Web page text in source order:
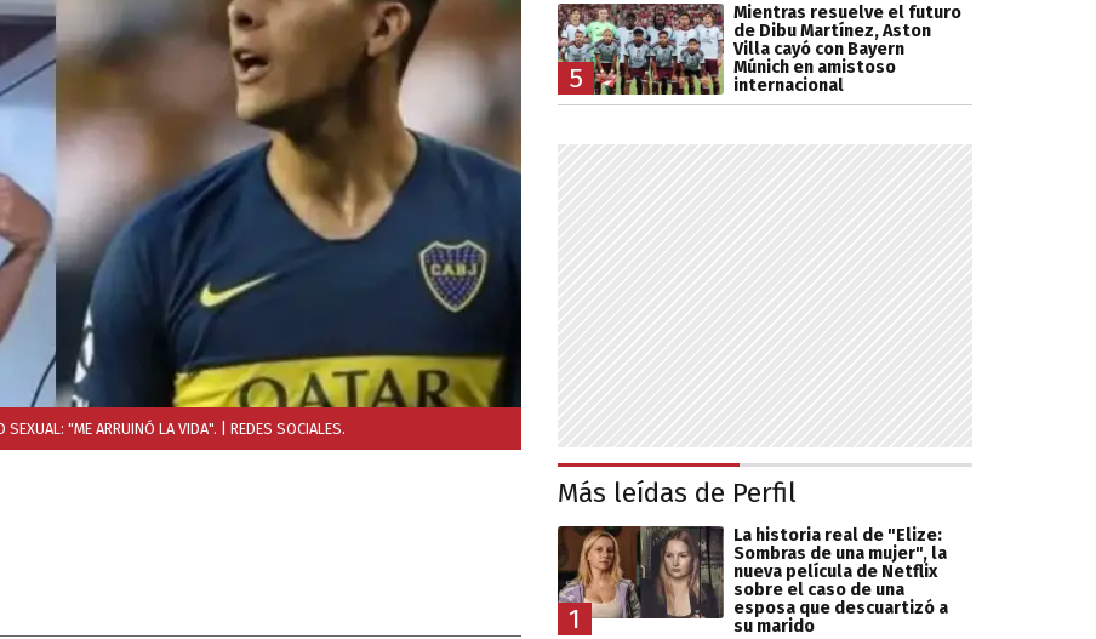
SEXUAL: "ME ARRUINÓ LA VIDA". | REDES SOCIALES.
5
Mientras resuelve el futuro
de Dibu Martínez, Aston
Villa cayó con Bayern
Múnich en amistoso
internacional
Más leídas de Perfil
1
La historia real de "Elize:
Sombras de una mujer", la
nueva película de Netflix
sobre el caso de una
esposa que descuartizó a
su marido